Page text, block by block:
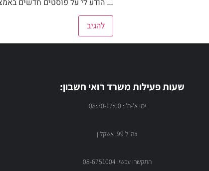
הודע לי על פוסטים חדשים
שעות פעילות משרד רואי חשבון:
ימי א'-ה' : 08:30-17:00
צה"ל 99, אשקלון
התקשרו עכשיו 08-6751004